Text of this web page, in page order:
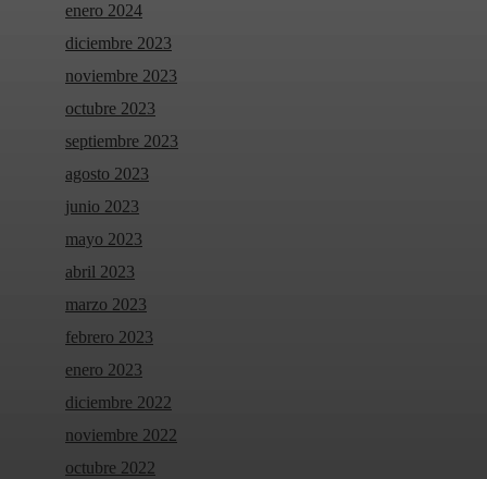
enero 2024
diciembre 2023
noviembre 2023
octubre 2023
septiembre 2023
agosto 2023
junio 2023
mayo 2023
abril 2023
marzo 2023
febrero 2023
enero 2023
diciembre 2022
noviembre 2022
octubre 2022